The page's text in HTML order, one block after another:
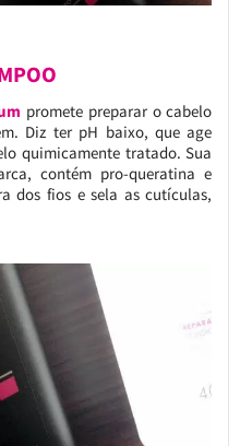
promete preparar o cabelo
Diz ter pH baixo, que age
quimicamente tratado. Sua
contém pro-queratina e
dos fios e sela as cutículas,